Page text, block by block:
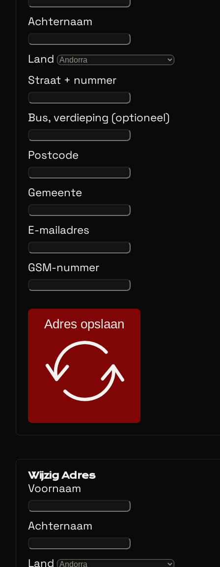
Achternaam
Land
Straat + nummer
Bus, verdieping (optioneel)
Postcode
Gemeente
E-mailadres
GSM-nummer
Adres opslaan
Wijzig Adres
Voornaam
Achternaam
Land